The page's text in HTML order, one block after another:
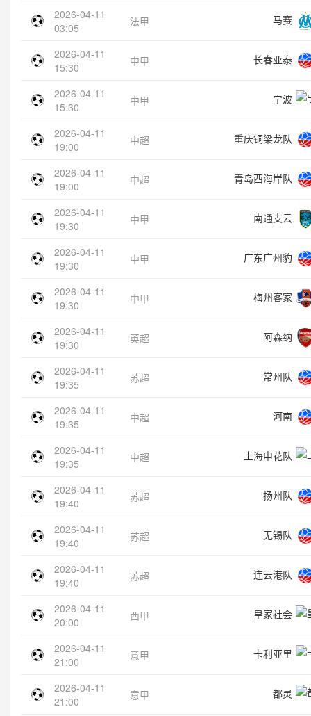
2026-04-11
03:05
法甲 马赛
2026-04-11
15:30
中甲 长春亚泰
2026-04-11
15:30
中甲 宁波
2026-04-11
19:00
中超 重庆铜梁龙队
2026-04-11
19:00
中超 青岛西海岸队
2026-04-11
19:30
中甲 南通支云
2026-04-11
19:30
中甲 广东广州豹
2026-04-11
19:30
中甲 梅州客家
2026-04-11
19:30
英超 阿森纳
2026-04-11
19:35
苏超 常州队
2026-04-11
19:35
中超 河南
2026-04-11
19:35
中超 上海申花队
2026-04-11
19:40
苏超 扬州队
2026-04-11
19:40
苏超 无锡队
2026-04-11
19:40
苏超 连云港队
2026-04-11
20:00
西甲 皇家社会
2026-04-11
21:00
意甲 卡利亚里
2026-04-11
21:00
意甲 都灵